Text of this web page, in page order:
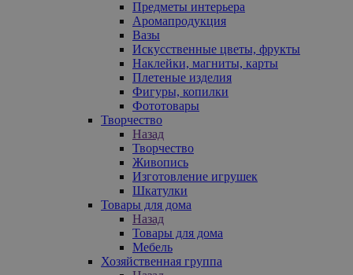
Предметы интерьера
Аромапродукция
Вазы
Искусственные цветы, фрукты
Наклейки, магниты, карты
Плетеные изделия
Фигуры, копилки
Фототовары
Творчество
Назад
Творчество
Живопись
Изготовление игрушек
Шкатулки
Товары для дома
Назад
Товары для дома
Мебель
Хозяйственная группа